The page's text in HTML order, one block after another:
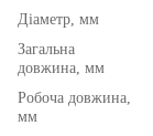
Діаметр, мм
Загальна
довжина, мм
Робоча довжина,
мм